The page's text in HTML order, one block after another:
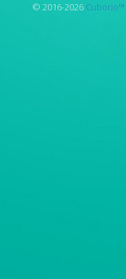
© 2016-2026 Cuborio™